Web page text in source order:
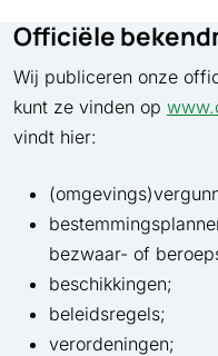
Officiële
Wij publiceren onze
kunt ze vinden op
vindt hier:
bezwaar- of
beschikkingen;
beleidsregels;
verordeningen;